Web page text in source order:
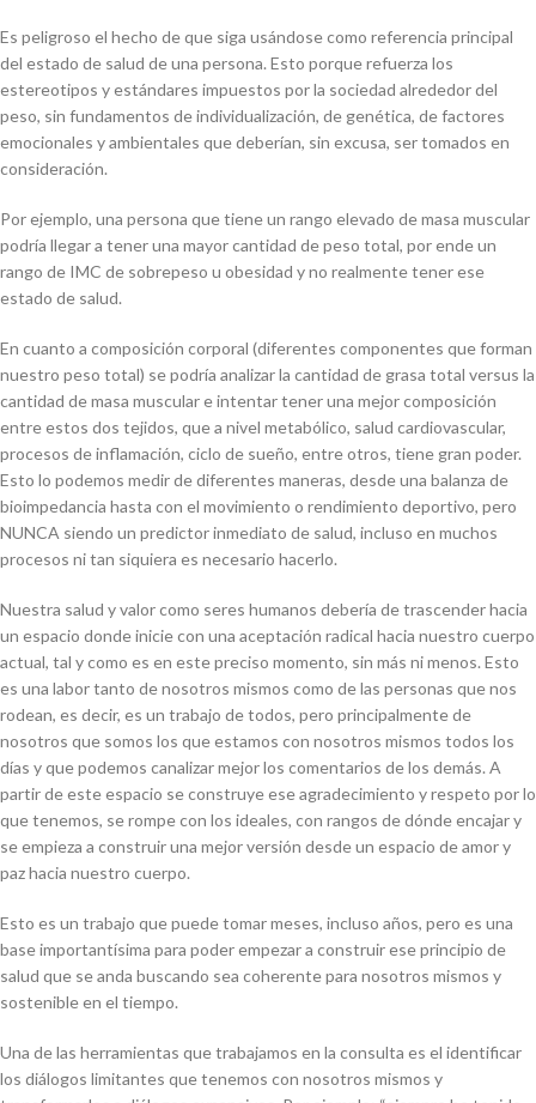
Es peligroso el hecho de que siga usándose como referencia principal
del estado de salud de una persona. Esto porque refuerza los
estereotipos y estándares impuestos por la sociedad alrededor del
peso, sin fundamentos de individualización, de genética, de factores
emocionales y ambientales que deberían, sin excusa, ser tomados en
consideración.
Por ejemplo, una persona que tiene un rango elevado de masa muscular
podría llegar a tener una mayor cantidad de peso total, por ende un
rango de IMC de sobrepeso u obesidad y no realmente tener ese
estado de salud.
En cuanto a composición corporal (diferentes componentes que forman
nuestro peso total) se podría analizar la cantidad de grasa total versus la
cantidad de masa muscular e intentar tener una mejor composición
entre estos dos tejidos, que a nivel metabólico, salud cardiovascular,
procesos de inflamación, ciclo de sueño, entre otros, tiene gran poder.
Esto lo podemos medir de diferentes maneras, desde una balanza de
bioimpedancia hasta con el movimiento o rendimiento deportivo, pero
NUNCA siendo un predictor inmediato de salud, incluso en muchos
procesos ni tan siquiera es necesario hacerlo.
Nuestra salud y valor como seres humanos debería de trascender hacia
un espacio donde inicie con una aceptación radical hacia nuestro cuerpo
actual, tal y como es en este preciso momento, sin más ni menos. Esto
es una labor tanto de nosotros mismos como de las personas que nos
rodean, es decir, es un trabajo de todos, pero principalmente de
nosotros que somos los que estamos con nosotros mismos todos los
días y que podemos canalizar mejor los comentarios de los demás. A
partir de este espacio se construye ese agradecimiento y respeto por lo
que tenemos, se rompe con los ideales, con rangos de dónde encajar y
se empieza a construir una mejor versión desde un espacio de amor y
paz hacia nuestro cuerpo.
Esto es un trabajo que puede tomar meses, incluso años, pero es una
base importantísima para poder empezar a construir ese principio de
salud que se anda buscando sea coherente para nosotros mismos y
sostenible en el tiempo.
Una de las herramientas que trabajamos en la consulta es el identificar
los diálogos limitantes que tenemos con nosotros mismos y